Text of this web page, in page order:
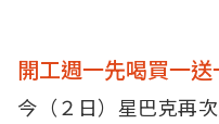
開工週一先喝買一送
今（２日）星巴克再